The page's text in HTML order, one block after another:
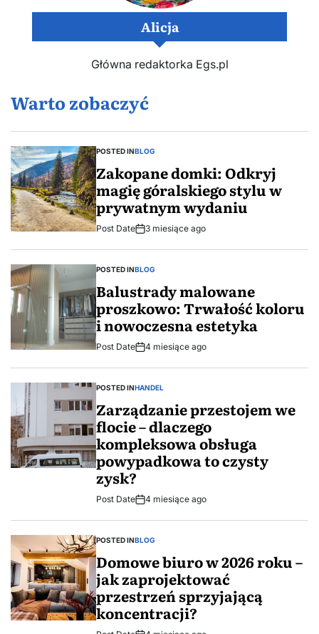
Alicja
Główna redaktorka Egs.pl
Warto zobaczyć
POSTED INBLOG
Zakopane domki: Odkryj
magię góralskiego stylu w
prywatnym wydaniu
Post Date 3 miesiące ago
POSTED INBLOG
Balustrady malowane
proszkowo: Trwałość koloru
i nowoczesna estetyka
Post Date 4 miesiące ago
POSTED INHANDEL
Zarządzanie przestojem we
flocie – dlaczego
kompleksowa obsługa
powypadkowa to czysty
zysk?
Post Date 4 miesiące ago
POSTED INBLOG
Domowe biuro w 2026 roku –
jak zaprojektować
przestrzeń sprzyjającą
koncentracji?